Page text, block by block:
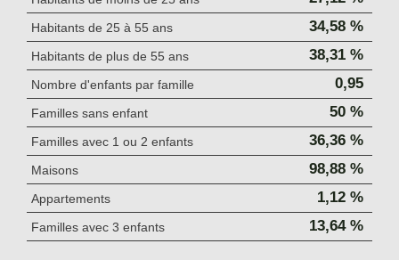
Habitants de 25 à 55 ans 34,58 %
Habitants de plus de 55 ans 38,31 %
Nombre d'enfants par famille 0,95
Familles sans enfant 50 %
Familles avec 1 ou 2 enfants 36,36 %
Maisons 98,88 %
Appartements 1,12 %
Familles avec 3 enfants 13,64 %